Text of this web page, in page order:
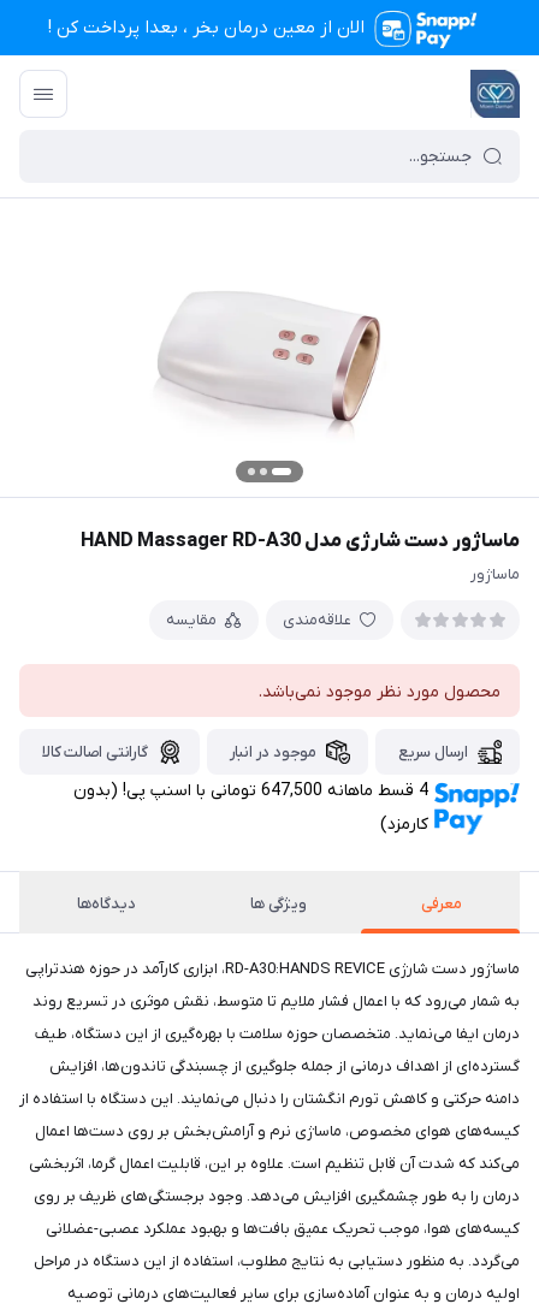
الان از معین درمان بخر ، بعدا پرداخت کن !
تجهیزات پزشکی معین درمان
ماساژور دست شارژی مدل HAND Massager RD-A30
ماساژور
علاقه‌مندی مقایسه
محصول مورد نظر موجود نمی‌باشد.
ارسال سریع موجود در انبار گارانتی اصالت کالا
4 قسط ماهانه 647,500 تومانی با اسنپ ‌پی! (بدون
کارمزد)
معرفی ویژگی ها دیدگاه‌ها
ماساژور دست شارژی RD-A30:HANDS REVICE، ابزاری کارآمد در حوزه هند‌تراپی
به شمار می‌رود که با اعمال فشار ملایم تا متوسط، نقش موثری در تسریع روند
درمان ایفا می‌نماید. متخصصان حوزه سلامت با بهره‌گیری از این دستگاه، طیف
گسترده‌ای از اهداف درمانی از جمله جلوگیری از چسبندگی تاندون‌ها، افزایش
دامنه حرکتی و کاهش تورم انگشتان را دنبال می‌نمایند. این دستگاه با استفاده از
کیسه‌های هوای مخصوص، ماساژی نرم و آرامش‌بخش بر روی دست‌ها اعمال
می‌کند که شدت آن قابل تنظیم است. علاوه بر این، قابلیت اعمال گرما، اثربخشی
درمان را به طور چشمگیری افزایش می‌دهد. وجود برجستگی‌های ظریف بر روی
کیسه‌های هوا، موجب تحریک عمیق بافت‌ها و بهبود عملکرد عصبی-عضلانی
می‌گردد. به منظور دستیابی به نتایج مطلوب، استفاده از این دستگاه در مراحل
اولیه درمان و به عنوان آماده‌سازی برای سایر فعالیت‌های درمانی توصیه